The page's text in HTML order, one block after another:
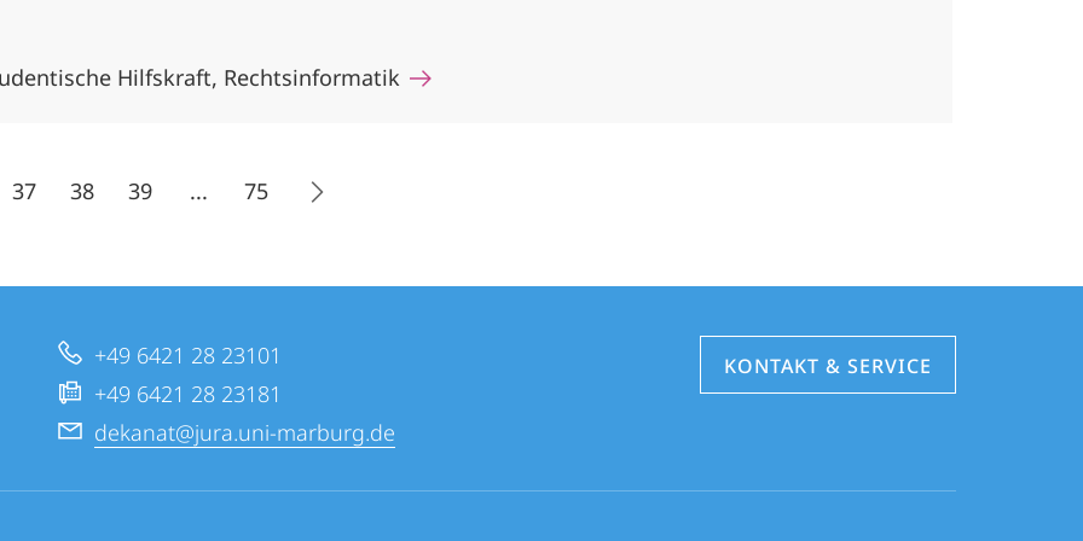
Hilfskraft, Rechtsinformatik
37 38 39 ... 75
+49 6421 28 23101
+49 6421 28 23181
dekanat@jura.uni-marburg.de
KONTAKT & SERVICE